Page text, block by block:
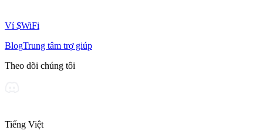
Ví $WiFi
BlogTrung tâm trợ giúp
Theo dõi chúng tôi
Tiếng Việt